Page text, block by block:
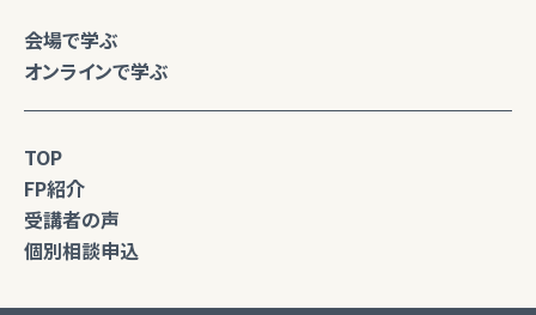
会場で学ぶ
オンラインで学ぶ
TOP
FP紹介
受講者の声
個別相談申込